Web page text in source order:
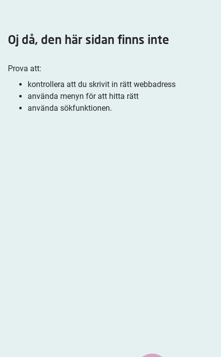
Oj då, den här sidan finns inte
Prova att:
kontrollera att du skrivit in rätt webbadress
använda menyn för att hitta rätt
använda sökfunktionen.